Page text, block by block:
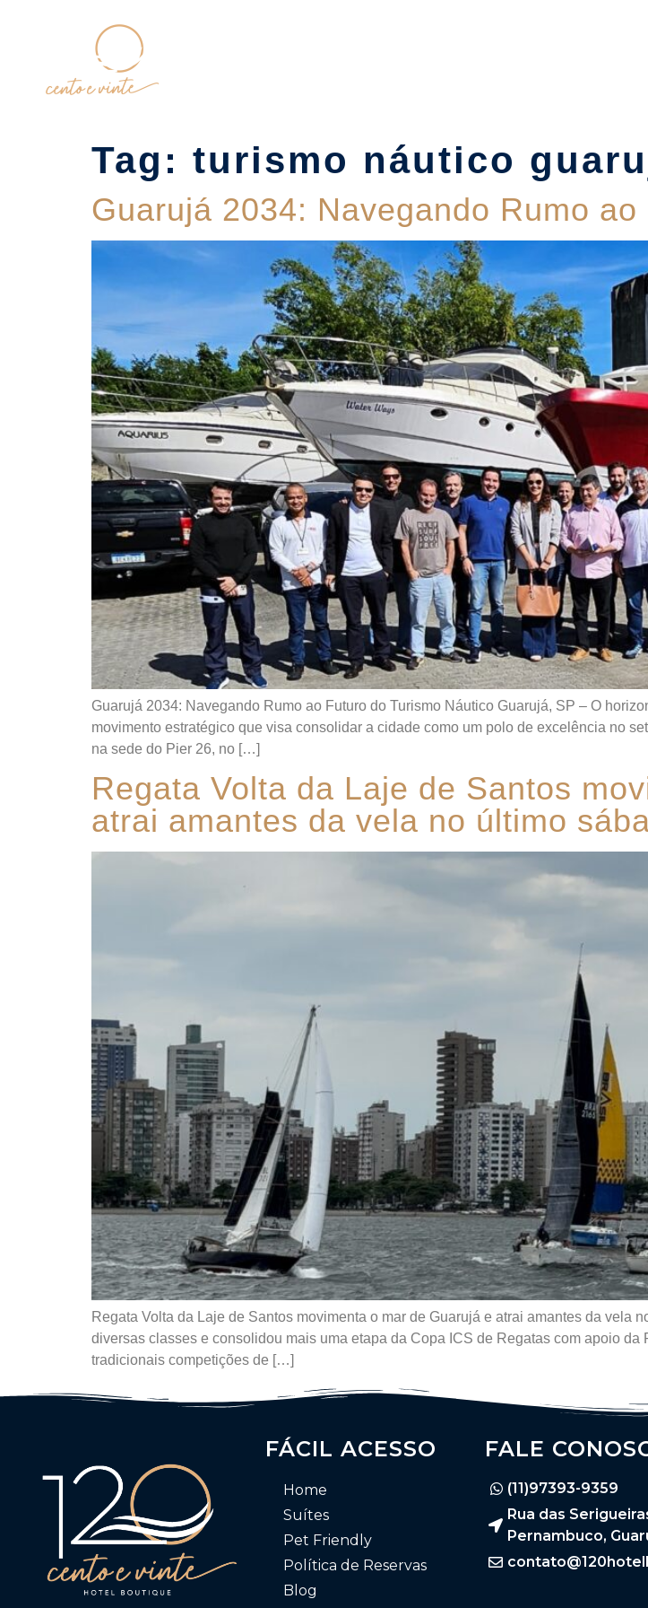
Tag: turismo náutico
Guarujá 2034: Navegando Rumo
Guarujá 2034: Navegando Rumo ao Futuro do Turismo Náutico Guarujá, SP – O
movimento estratégico que visa consolidar a cidade como um polo de excelência no
na sede do Pier 26, no […]
Regata Volta da Laje de Santos
atrai amantes da vela no último
Regata Volta da Laje de Santos movimenta o mar de Guarujá e atrai amantes da vela
diversas classes e consolidou mais uma etapa da Copa ICS de Regatas com apoio
tradicionais competições de […]
FÁCIL ACESSO
Home
Suítes
Pet Friendly
Política de Reservas
Blog
FALE
(11)97393-9359
Rua das
Pernambuco,